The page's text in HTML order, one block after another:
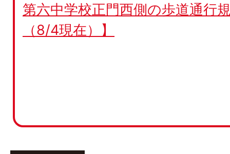
第六中学校正門西側の歩道通行
（8/4現在）】